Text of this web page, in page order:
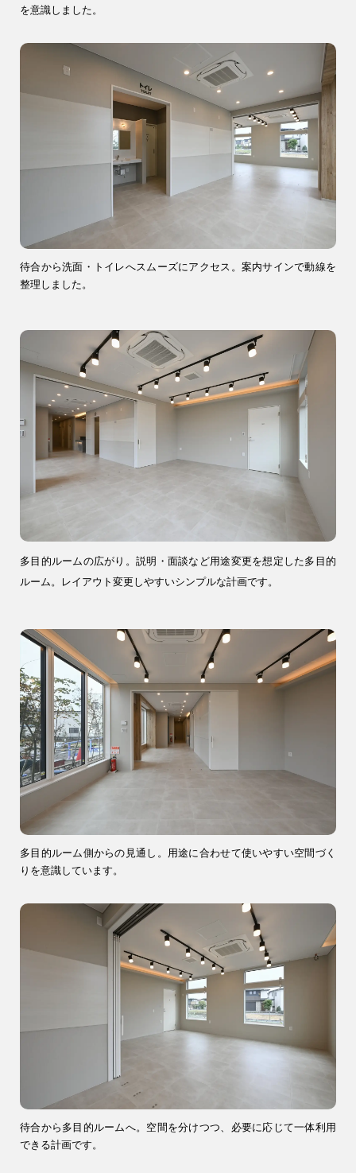
を意識しました。
待合から洗面・トイレへスムーズにアクセス。案内サインで動線を
整理しました。
多目的ルームの広がり。説明・面談など用途変更を想定した多目的
ルーム。レイアウト変更しやすいシンプルな計画です。
多目的ルーム側からの見通し。用途に合わせて使いやすい空間づく
りを意識しています。
待合から多目的ルームへ。空間を分けつつ、必要に応じて一体利用
できる計画です。
アフター 安心保証制度
ブログ・コラム スタッフ紹介
注文住宅